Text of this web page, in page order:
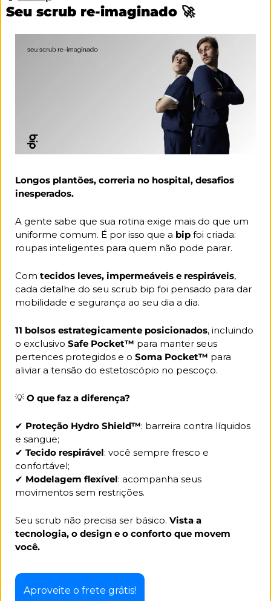
Seu scrub re-imaginado 🚀
Longos plantões, correria no hospital, desafios
inesperados.
A gente sabe que sua rotina exige mais do que um
uniforme comum. É por isso que a bip foi criada:
roupas inteligentes para quem não pode parar.
Com tecidos leves, impermeáveis e respiráveis,
cada detalhe do seu scrub bip foi pensado para dar
mobilidade e segurança ao seu dia a dia.
11 bolsos estrategicamente posicionados, incluindo
o exclusivo Safe Pocket™ para manter seus
pertences protegidos e o Soma Pocket™ para
aliviar a tensão do estetoscópio no pescoço.
💡 O que faz a diferença?
✔ Proteção Hydro Shield™: barreira contra líquidos
e sangue;
✔ Tecido respirável: você sempre fresco e
confortável;
✔ Modelagem flexível: acompanha seus
movimentos sem restrições.
Seu scrub não precisa ser básico. Vista a
tecnologia, o design e o conforto que movem
você.
Aproveite o frete grátis!